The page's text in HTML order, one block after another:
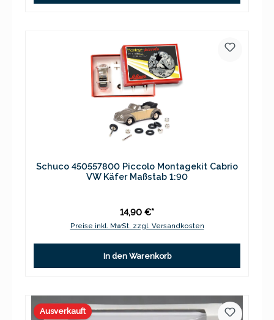
Schuco 450557800 Piccolo Montagekit Cabrio
VW Käfer Maßstab 1:90
14,90 €*
Preise inkl. MwSt. zzgl. Versandkosten
In den Warenkorb
Ausverkauft